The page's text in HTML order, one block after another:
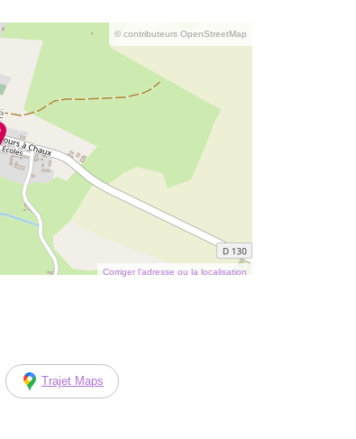
© contributeurs OpenStreetMap
Corriger l’adresse ou la localisation
Trajet Maps